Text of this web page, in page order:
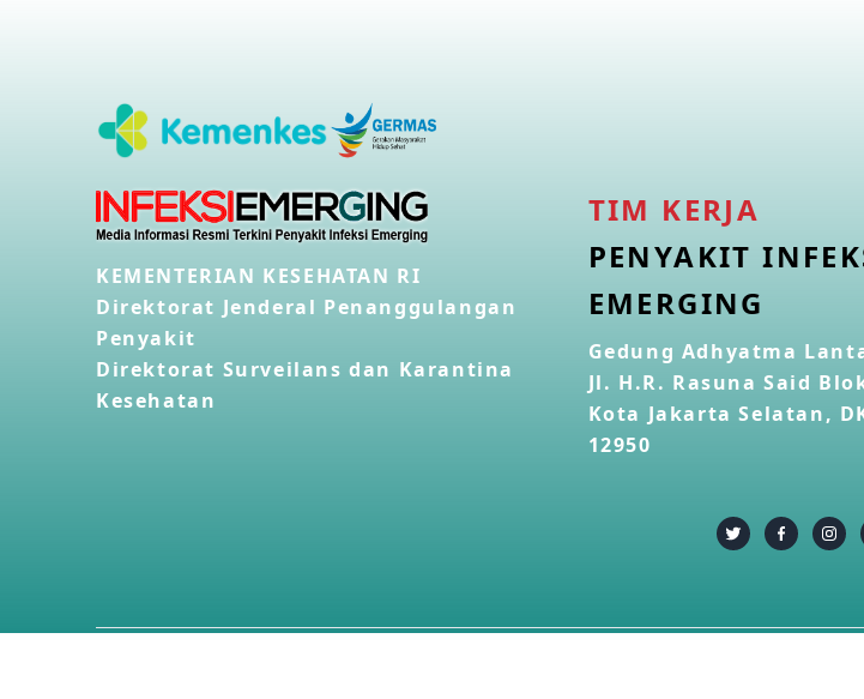
KEMENTERIAN KESEHATAN RI
Direktorat Jenderal Penanggulangan
Penyakit
Direktorat Surveilans dan Karantina
Kesehatan
TIM KERJA
PENYAKIT
EMERGING
Gedung Adhyatma
Jl. H.R. Rasuna Said
Kota Jakarta Selatan,
12950